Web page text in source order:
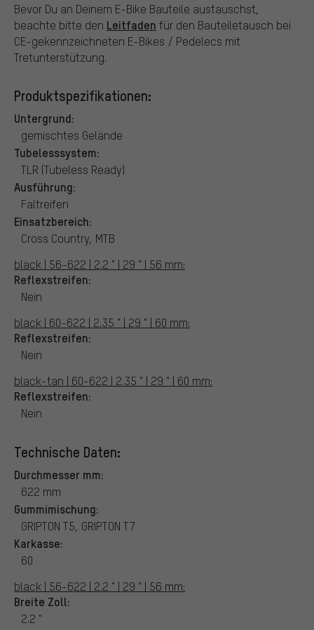
Bevor Du an Deinem E-Bike Bauteile austauschst,
beachte bitte den Leitfaden für den Bauteiletausch bei
CE-gekennzeichneten E-Bikes / Pedelecs mit
Tretunterstützung.
Produktspezifikationen:
Untergrund:
gemischtes Gelände
Tubelesssystem:
TLR (Tubeless Ready)
Ausführung:
Faltreifen
Einsatzbereich:
Cross Country, MTB
black | 56-622 | 2.2 " | 29 " | 56 mm:
Reflexstreifen:
Nein
black | 60-622 | 2.35 " | 29 " | 60 mm:
Reflexstreifen:
Nein
black-tan | 60-622 | 2.35 " | 29 " | 60 mm:
Reflexstreifen:
Nein
Technische Daten:
Durchmesser mm:
622 mm
Gummimischung:
GRIPTON T5, GRIPTON T7
Karkasse:
60
black | 56-622 | 2.2 " | 29 " | 56 mm:
Breite Zoll:
2.2 "